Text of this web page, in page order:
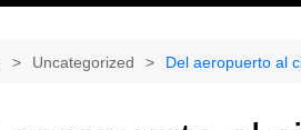
Uncategorized Del aeropuerto al